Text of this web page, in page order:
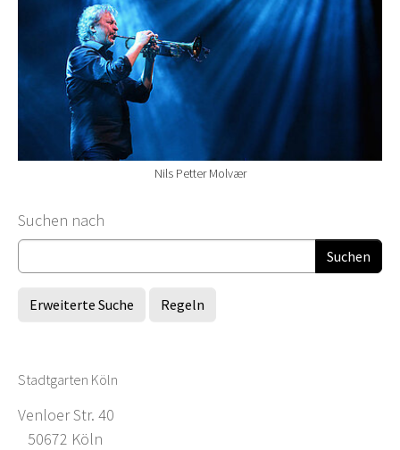
Nils Petter Molvær
Suchformular
Suchen nach
Erweiterte Suche Regeln
Stadtgarten Köln
Venloer Str. 40
50672 Köln